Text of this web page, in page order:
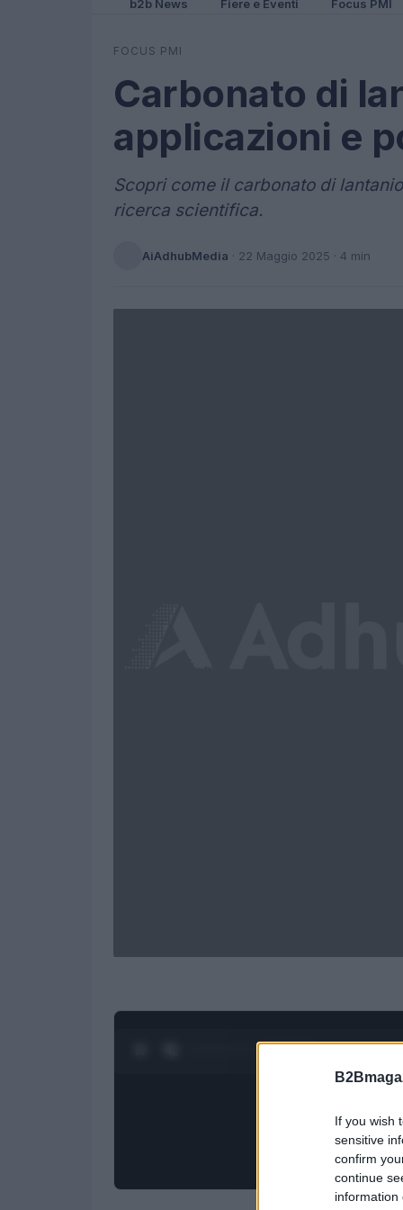
If you wish
sensitive
confirm
continue
information
b2b News Fiere e Eventi Focus PMI
FOCUS PMI
Carbonato di
applicazioni e
Scopri come il carbonato di
ricerca scientifica.
AiAdhubMedia · 22 Maggio 2025 · 4 min